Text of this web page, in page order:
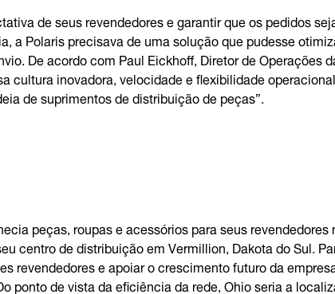
de seus revendedores e garantir que os pedidos
a Polaris precisava de uma solução que pudesse
De acordo com Paul Eickhoff, Diretor de Operações
cultura inovadora, velocidade e flexibilidade
de suprimentos de distribuição de peças”.
peças, roupas e acessórios para seus
centro de distribuição em Vermillion, Dakota do Sul.
revendedores e apoiar o crescimento futuro da
ponto de vista da eficiência da rede, Ohio seria a